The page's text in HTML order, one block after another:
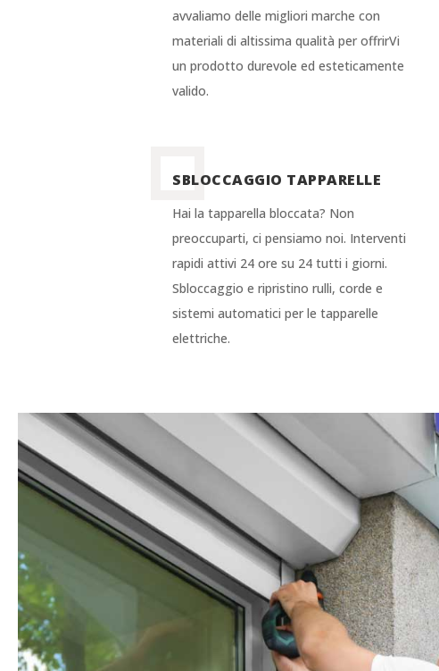
avvaliamo delle migliori marche con
materiali di altissima qualità per offrirVi
un prodotto durevole ed esteticamente
valido.
SBLOCCAGGIO TAPPARELLE
Hai la tapparella bloccata? Non
preoccuparti, ci pensiamo noi. Interventi
rapidi attivi 24 ore su 24 tutti i giorni.
Sbloccaggio e ripristino rulli, corde e
sistemi automatici per le tapparelle
elettriche.